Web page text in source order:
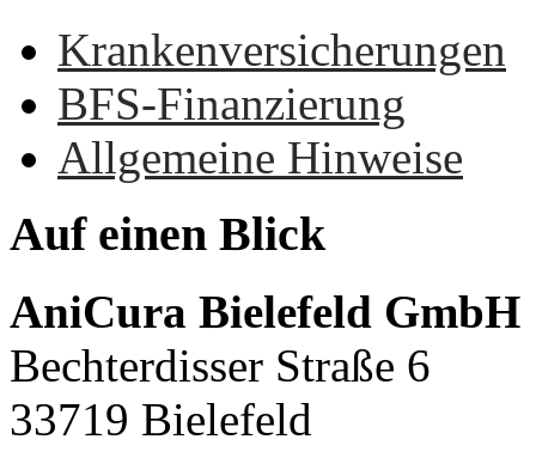
Krankenversicherungen
BFS-Finanzierung
Allgemeine Hinweise
Auf einen Blick
AniCura Bielefeld GmbH
Bechterdisser Straße 6
33719 Bielefeld